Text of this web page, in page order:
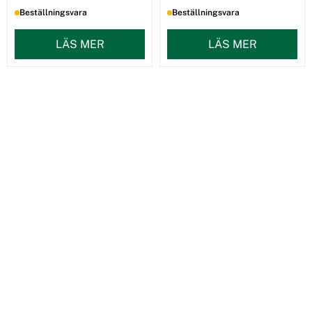
Beställningsvara
LÄS MER
Beställningsvara
LÄS MER